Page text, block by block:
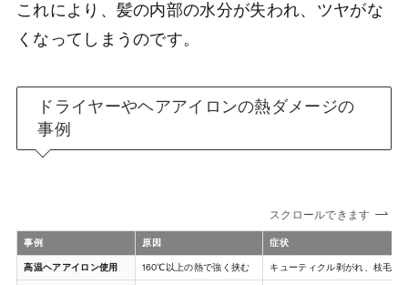
これにより、髪の内部の水分が失われ、ツヤがな
くなってしまうのです。
ドライヤーやヘアアイロンの熱ダメージの
事例
スクロールできます
事例 原因 症状
高温ヘアアイロン使用 160℃以上の熱で強く挟む キューティクル剥がれ、枝毛